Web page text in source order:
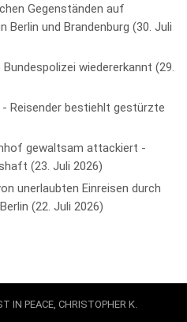
Gegenständen auf
Berlin und Brandenburg 30. Juli
wiedererkannt
29.
- Reisender bestiehlt gestürzte
gewaltsam attackiert -
23. Juli 2026
unerlaubten Einreisen durch
22. Juli 2026
IN PEACE, CHRISTOPHER K.